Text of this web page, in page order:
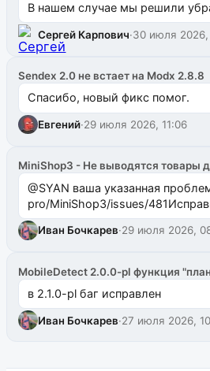
В нашем случае мы решили
Сергей Карпович·30 июля 2026,
Sendex 2.0 не встает на Modx 2.8.8
Спасибо, новый фикс помог.
Евгений·29 июля 2026, 11:06
MiniShop3 - Не выводятся товары
@SYAN ваша указанная проблема исправлена еще
pro/MiniShop3/issues/
Иван Бочкарев·29 июля 2026,
MobileDetect 2.0.0-pl функция
в 2.1.0-pl баг исправлен
Иван Бочкарев·27 июля 2026,